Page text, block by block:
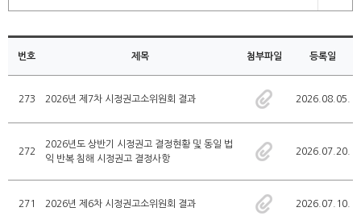
번호 제목 첨부파일 등록일
273 2026년 제7차 시정권고소위원회 결과 2026.08.05.
272
2026년도 상반기 시정권고 결정현황 및 동일 법
익 반복 침해 시정권고 결정사항
2026.07.20.
271 2026년 제6차 시정권고소위원회 결과 2026.07.10.